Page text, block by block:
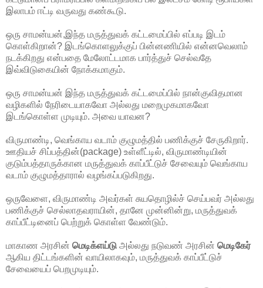
இலாபம் ஈட்டி வருவது கண்கூடு.
ஒரு சாமன்யன்,இந்த மருத்துவக் கட்டமைப்பில் எப்படி இடம்
கொள்கிறான்? இடங்கொளலுக்குப் பின்னணியில் என்னவெலாம்
நடக்கிறது என்பதை மேலோட்டமாக பார்த்துச் செல்வதே
இவ்விடுகையின் நோக்கமாகும்.
ஒரு சாமன்யன் இந்த மருத்துவக் கட்டமைப்பில் நான்குவிதமான
வழிகளில் நேரிடையாகவோ அல்லது மறைமுகமாகவோ
இடங்கொள்ள முடியும். அவை யாவன?
விருமாண்டி, வெங்காய வடாம் குழுமத்தில் பணிக்குச் சேருகிறார்.
ஊதியச் சிப்பத்தின்(package) உள்ளீட்டில், விருமாண்டியின்
குடும்பத்தாருக்கான மருத்துவக் காப்பீட்டுச் சேவையும் வெங்காய
வடாம் குழுமத்தாரால் வழங்கப்படுகிறது.
ஒருவேளை, விருமாண்டி அவர்கள் சுயதொழில்ச் செய்பவர் அல்லது
பணிக்குச் செல்லாதவராயின், தானே முன்னின்று, மருத்துவக்
காப்பீட்டினைப் பெற்றுக் கொள்ள வேண்டும்.
மாகாண அரசின் மெடிக்எய்டு அல்லது நடுவண் அரசின் மெடிகேர்
ஆகிய திட்டங்களின் வாயிலாகவும், மருத்துவக் காப்பீட்டுச்
சேவையைப் பெறமுடியும்.